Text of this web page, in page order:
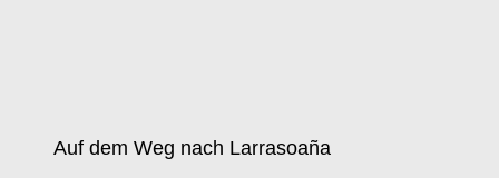
Auf dem Weg nach Larrasoaña